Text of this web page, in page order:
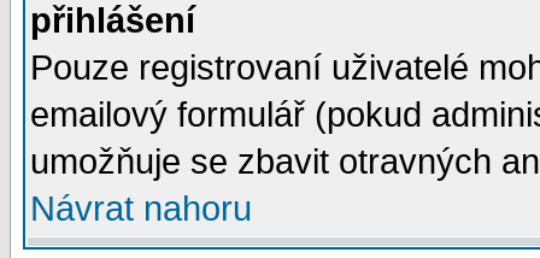
přihlášení
Pouze registrovaní uživatelé
emailový formulář (pokud
umožňuje se zbavit otravných
Návrat nahoru